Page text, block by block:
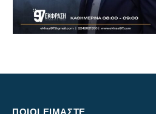
ΠΟΙΟΙ ΕΙΜΑΣΤΕ